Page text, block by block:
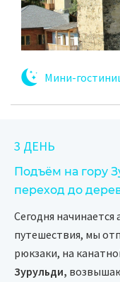
Мини-
3 ДЕНЬ
Подъём на гору
переход до
Сегодня начинается
путешествия, мы
рюкзаки, на
Зурульди,